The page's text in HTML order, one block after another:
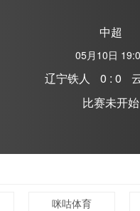
中超
05月10日
辽宁铁人 0 : 0
比赛未开始
咪咕体育